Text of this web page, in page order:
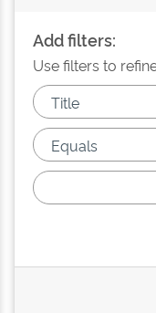
Add filters:
Use filters to